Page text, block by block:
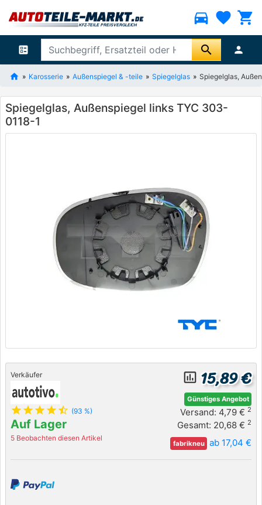
directions_car favorite shopping_cart
ballot search person
Karosserie Außenspiegel & -teile Spiegelglas Spiegelglas,
Spiegelglas, Außenspiegel links TYC 303-
0118-1
Verkäufer
star star star star star_half (93 %)
Auf Lager
5 Beobachten diesen Artikel
insert_chart_outlined 15,89 €
Günstiges Angebot
Versand: 4,79 € 2
Gesamt: 20,68 € 2
fabrikneu ab 17,04 €